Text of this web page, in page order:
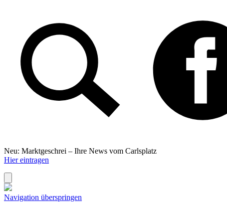
Neu: Marktgeschrei – Ihre News vom Carlsplatz
Hier eintragen
Navigation überspringen